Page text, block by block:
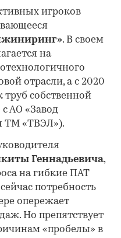
игроков
. В своем
на
отрасли, а с 2020
труб собственной
с АО «Завод
ТМ «ТВЭЛ»).
Геннадьевича,
на гибкие ПАТ
потребность
опережает
Но препятствует
«пробелы» в